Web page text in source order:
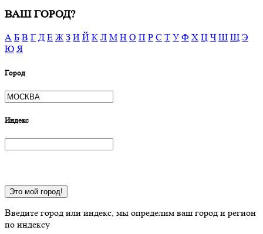
ВАШ ГОРОД?
А Б В Г Д Е Ж З И Й К Л М Н О П Р С Т У Ф Х Ц Ч Ш Щ Э
Ю Я
Город
Индекс
Это мой город!
Введите город или индекс, мы определим ваш город и регион
по индексу